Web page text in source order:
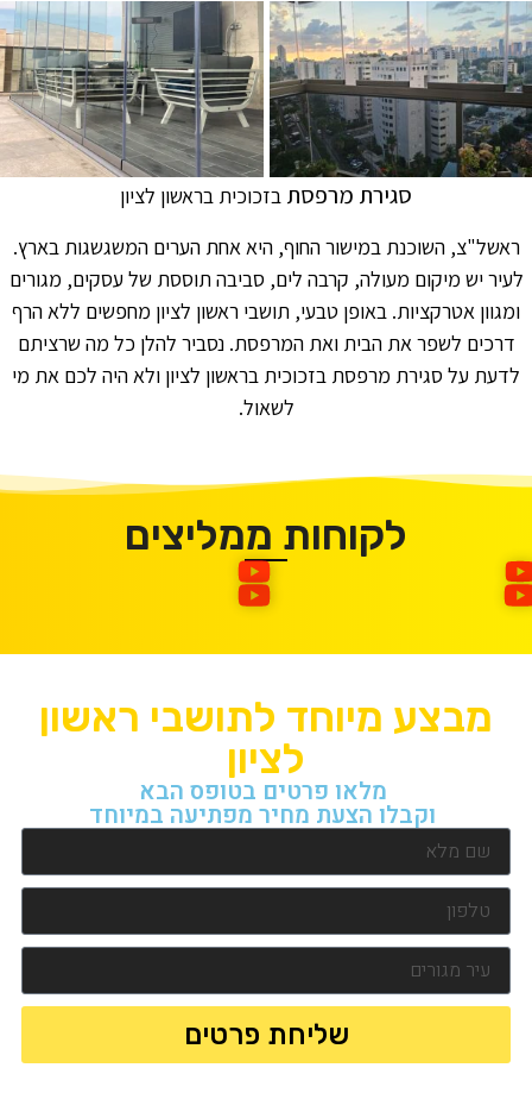
סגירת מרפסת בזכוכית בראשון לציון
‏ראשל"צ, השוכנת במישור החוף, היא אחת הערים המשגשגות בארץ.
לעיר יש מיקום מעולה, קרבה לים, סביבה תוססת של עסקים, מגורים
ומגוון אטרקציות. באופן טבעי, תושבי ראשון לציון מחפשים ללא הרף
דרכים לשפר את הבית ואת המרפסת. נסביר להלן כל מה שרציתם
לדעת על סגירת מרפסת בזכוכית בראשון לציון ולא היה לכם את מי
לשאול.
לקוחות ממליצים
מבצע מיוחד לתושבי ראשון
לציון
מלאו פרטים בטופס הבא
וקבלו הצעת מחיר מפתיעה במיוחד
שליחת פרטים